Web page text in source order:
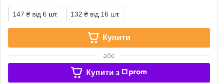
147 ₴ від 6 шт. 132 ₴ від 16 шт.
Купити
або
Купити з